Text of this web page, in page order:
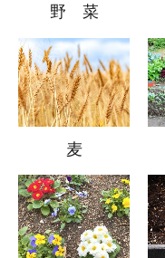
野 菜
麦